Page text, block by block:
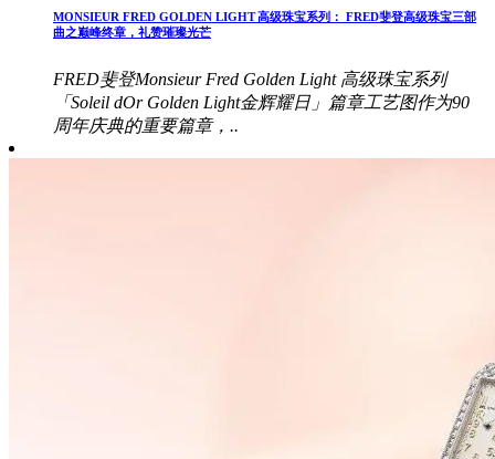
MONSIEUR FRED GOLDEN LIGHT 高级珠宝系列： FRED斐登高级珠宝三部
曲之巅峰终章，礼赞璀璨光芒
FRED斐登Monsieur Fred Golden Light 高级珠宝系列
「Soleil dOr Golden Light金辉耀日」篇章工艺图作为90
周年庆典的重要篇章，..